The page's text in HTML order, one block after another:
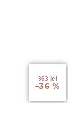
363 lei
–36 %